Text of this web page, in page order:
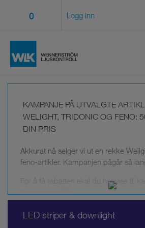
0 Logg inn
KAMPANJE PÅ UTVALGTE
WELIGHT, TRIDONIC OG FENO:
DIN PRIS
Akkurat nå selger vi ut en rekke
feno-artikler. Kampanjen pågår så
For å få rabatten skal du henvise til
Kampanjen gjelder disse
hvilke artikler som inngår, gå inn på
LED striper & downlight